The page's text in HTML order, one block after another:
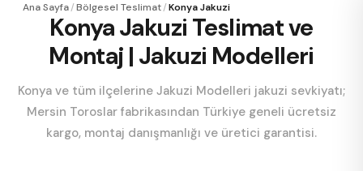
Ana Sayfa/Bölgesel Teslimat/Konya Jakuzi
Konya Jakuzi Teslimat ve
Montaj | Jakuzi Modelleri
Konya ve tüm ilçelerine Jakuzi Modelleri jakuzi sevkiyatı;
Mersin Toroslar fabrikasından Türkiye geneli ücretsiz
kargo, montaj danışmanlığı ve üretici garantisi.